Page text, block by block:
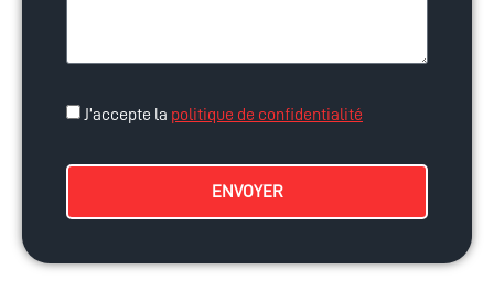
J’accepte la politique de confidentialité
ENVOYER